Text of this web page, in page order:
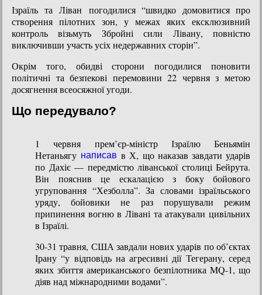
Ізраїль та Ліван погодилися “швидко домовитися про
створення пілотних зон, у межах яких ексклюзивний
контроль візьмуть Збройні сили Лівану, повністю
виключивши участь усіх недержавних сторін”.
Окрім того, обидві сторони погодилися поновити
політичні та безпекові перемовини 22 червня з метою
досягнення всеосяжної угоди.
Що передувало?
1 червня прем’єр-міністр Ізраїлю Беньямін
Нетаньягу написав в Х, що наказав завдати ударів
по Дахіє –– передмістю ліванської столиці Бейрута.
Він пояснив це ескалацією з боку бойового
угруповання “Хезболла”. За словами ізраїльського
уряду, бойовики не раз порушували режим
припинення вогню в Лівані та атакували цивільних
в Ізраїлі.
30-31 травня, США завдали нових ударів по об’єктах
Ірану “у відповідь на агресивні дії Тегерану, серед
яких збиття американського безпілотника MQ-1, що
діяв над міжнародними водами”.